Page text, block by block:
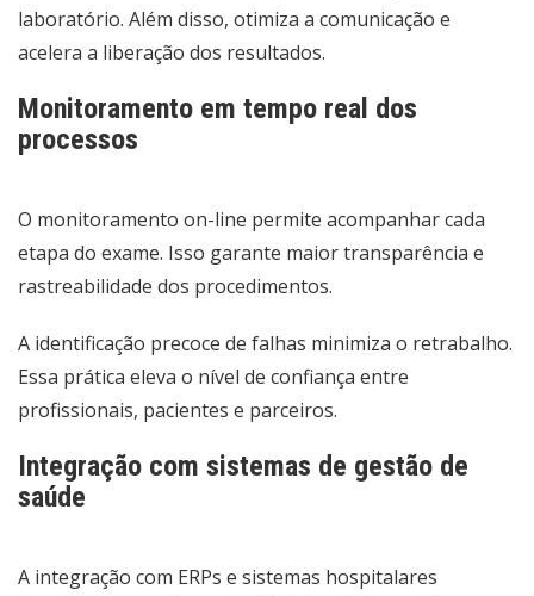
laboratório. Além disso, otimiza a comunicação e
acelera a liberação dos resultados.
Monitoramento em tempo real dos
processos
O monitoramento on-line permite acompanhar cada
etapa do exame. Isso garante maior transparência e
rastreabilidade dos procedimentos.
A identificação precoce de falhas minimiza o retrabalho.
Essa prática eleva o nível de confiança entre
profissionais, pacientes e parceiros.
Integração com sistemas de gestão de
saúde
A integração com ERPs e sistemas hospitalares